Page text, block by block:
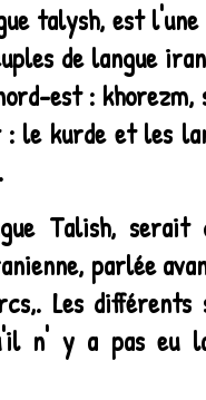
talysh, est
de langue
est :
: le kurde et les
Talish,
parlée
Les
n' y a pas eu